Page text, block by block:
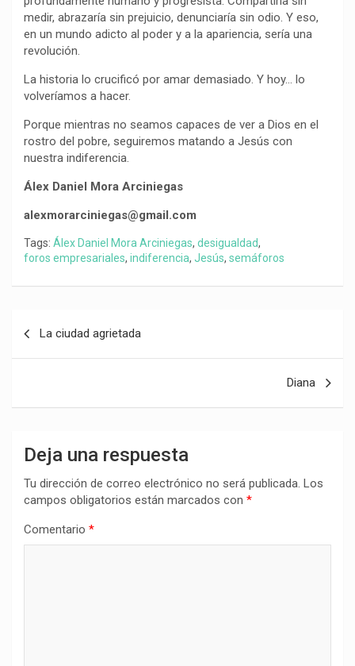
medir, abrazaría sin prejuicio, denunciaría sin odio. Y eso,
en un mundo adicto al poder y a la apariencia, sería una
revolución.
La historia lo crucificó por amar demasiado. Y hoy… lo
volveríamos a hacer.
Porque mientras no seamos capaces de ver a Dios en el
rostro del pobre, seguiremos matando a Jesús con
nuestra indiferencia.
Álex Daniel Mora Arciniegas
alexmorarciniegas@gmail.com
Tags: Álex Daniel Mora Arciniegas, desigualdad,
foros empresariales, indiferencia, Jesús, semáforos
La ciudad agrietada
Diana
Deja una respuesta
Tu dirección de correo electrónico no será publicada. Los
campos obligatorios están marcados con *
Comentario *